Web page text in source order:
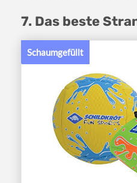
7. Das beste
Schaumgefüllt